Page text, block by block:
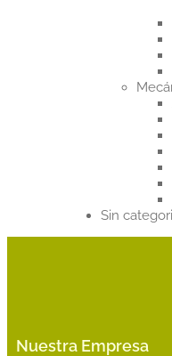
Sin
Nuestra Empresa